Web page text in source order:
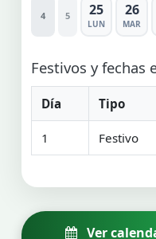
4 5 25
LUN
26
MAR
Festivos y fechas
Día Tipo
1 Festivo
Ver